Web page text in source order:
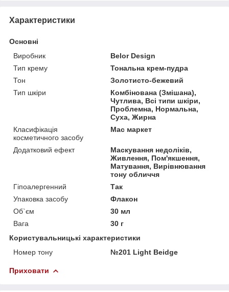
Характеристики
Основні
Виробник
Belor Design
Тип крему
Тональна крем-пудра
Тон
Золотисто-бежевий
Тип шкіри
Комбінована (Змішана),
Чутлива, Всі типи шкіри,
Проблемна, Нормальна,
Суха, Жирна
Класифікація
косметичного засобу
Мас маркет
Додатковий ефект
Маскування недоліків,
Живлення, Пом'якшення,
Матування, Вирівнювання
тону обличчя
Гіпоалергенний
Так
Упаковка засобу
Флакон
Об`єм
30 мл
Вага
30 г
Користувальницькі характеристики
Номер тону
№201 Light Beidge
Приховати